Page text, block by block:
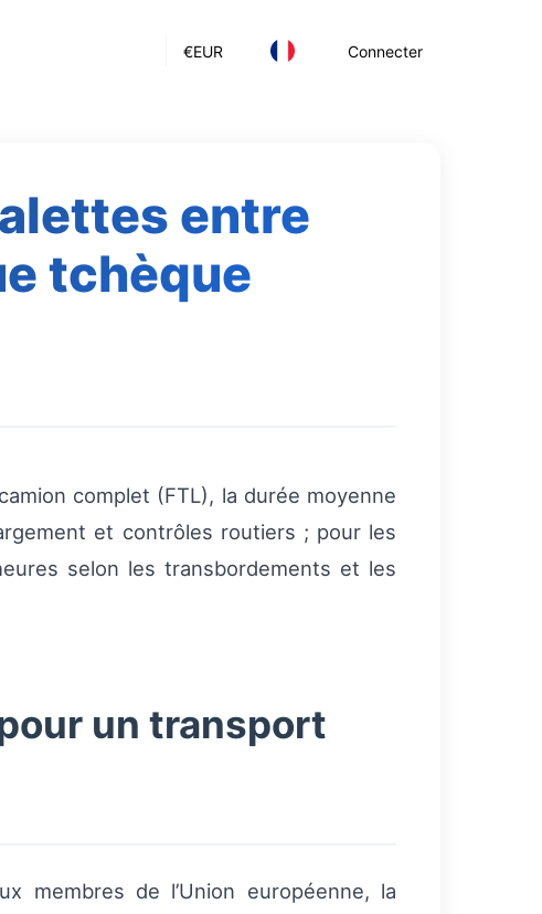
€EUR Connecter
entre
tchèque
complet (FTL), la durée moyenne
et contrôles routiers ; pour les
selon les transbordements et les
un transport
membres de l’Union européenne, la